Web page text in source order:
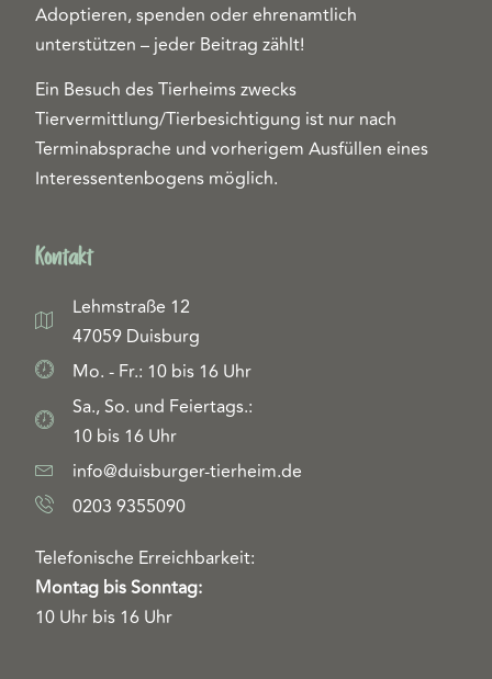
Adoptieren, spenden oder ehrenamtlich
unterstützen – jeder Beitrag zählt!
Ein Besuch des Tierheims zwecks
Tiervermittlung/Tierbesichtigung ist nur nach
Terminabsprache und vorherigem Ausfüllen eines
Interessentenbogens möglich.
Kontakt
Lehmstraße 12
47059 Duisburg
Mo. - Fr.: 10 bis 16 Uhr
Sa., So. und Feiertags.:
10 bis 16 Uhr
info@duisburger-tierheim.de
0203 9355090
Telefonische Erreichbarkeit:
Montag bis Sonntag:
10 Uhr bis 16 Uhr